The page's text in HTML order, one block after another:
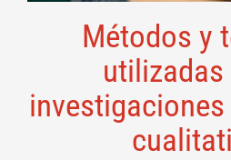
Métodos y
utilizadas